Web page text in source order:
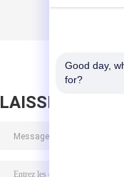
LAISSEZ UN
Good day,
for?